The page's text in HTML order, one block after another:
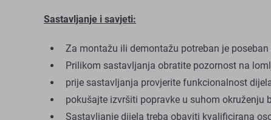
Sastavljanje i savjeti:
Za montažu ili demontažu potreban je
Prilikom sastavljanja obratite pozornost na
prije sastavljanja provjerite funkcionalnost
pokušajte izvršiti popravke u suhom okruženju
Sastavljanje dijela treba obaviti kvalificirana